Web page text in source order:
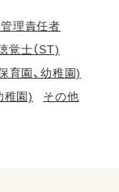
理責任者
覚士（ST)
育園、幼稚園)
稚園) その他